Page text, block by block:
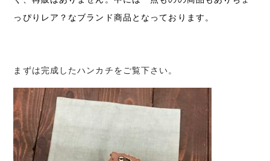
っぴりレア？なブランド商品となっております。
まずは完成したハンカチをご覧下さい。